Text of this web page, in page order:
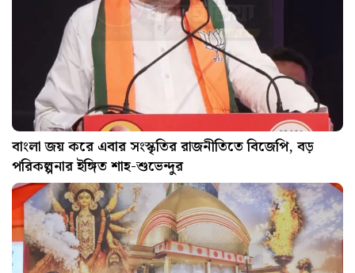
বাংলা জয় করে এবার সংস্কৃতির রাজনীতিতে বিজেপি, বড়
পরিকল্পনার ইঙ্গিত শাহ-শুভেন্দুর